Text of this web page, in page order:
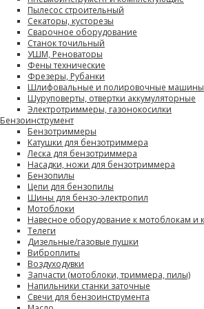
Пылесос строительный
Секаторы, кусторезы
Сварочное оборудование
Станок точильный
УШМ, Реноваторы
Фены технические
Фрезеры, Рубанки
Шлифовальные и полировочные машины
Шуруповерты, отвертки аккумуляторные
Электротриммеры, газонокосилки
Бензоинструмент
Бензотриммеры
Катушки для бензотриммера
Леска для бензотриммера
Насадки, ножи для бензотриммера
Бензопилы
Цепи для бензопилы
Шины для бензо-электропил
Мотоблоки
Навесное оборудование к мотоблокам и
Телеги
Дизельные/газовые пушки
Виброплиты
Воздуходувки
Запчасти (мотоблоки, триммера, пилы)
Напильники станки заточные
Свечи для бензоинструмента